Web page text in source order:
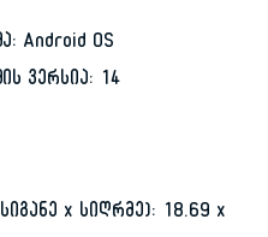
Android OS
ვერსია: 14
x სიღრმე): 18.69 x